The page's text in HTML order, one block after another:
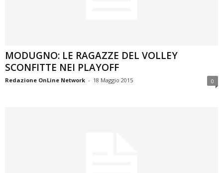
MODUGNO: LE RAGAZZE DEL VOLLEY
SCONFITTE NEI PLAYOFF
Redazione OnLine Network - 18 Maggio 2015 0